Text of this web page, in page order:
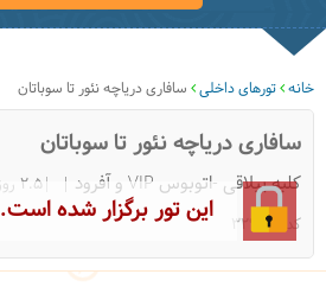
خانه تورهای داخلی سافاری دریاچه نئور تا سوباتان
سافاری دریاچه نئور تا سوباتان
کلبه ییلاقی -اتوبوس VIP و آفرود
|2.5 روزه از 27 خرداد 1405
کد: 32928
این تور برگزار شده است.